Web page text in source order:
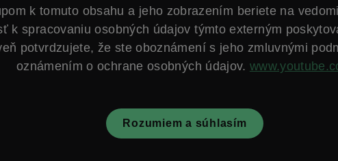
k tomuto obsahu a jeho zobrazením beriete na
k spracovaniu osobných údajov týmto externým
potvrdzujete, že ste oboznámení s jeho zmluvnými
oznámením o ochrane osobných údajov.
Rozumiem a súhlasím